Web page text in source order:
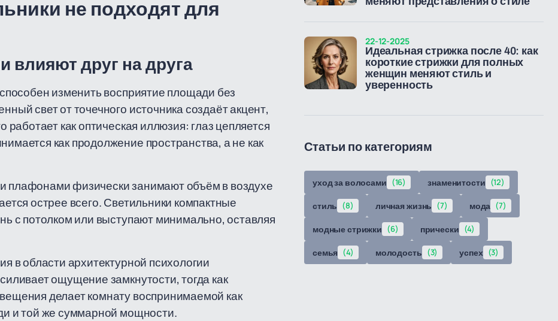
не подходят для
влияют друг на друга
изменить восприятие площади без
свет от точечного источника создаёт акцент,
как оптическая иллюзия: глаз цепляется
как продолжение пространства, а не как
плафонами физически занимают объём в воздухе
острее всего. Светильники компактные
с потолком или выступают минимально, оставляя
в области архитектурной психологии
ощущение замкнутости, тогда как
делает комнату воспринимаемой как
и той же суммарной мощности.
Идеальная стрижка после 40: как
короткие стрижки для полных
женщин меняют стиль и
уверенность
22-12-2025
Статьи по категориям
уход за волосами (16) знаменитости (12)
стиль (8) личная жизнь (7) мода (7)
модные стрижки (6) прически (4)
семья (4) молодость (3) успех (3)